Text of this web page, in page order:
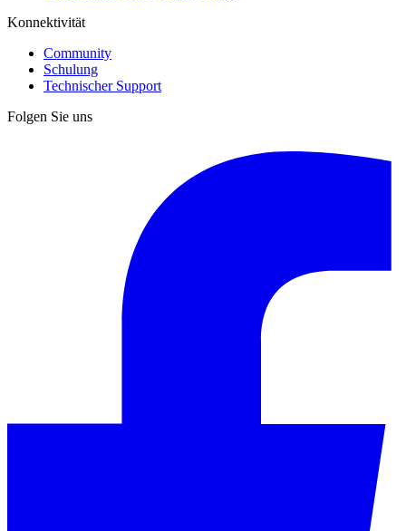
Konnektivität
Community
Schulung
Technischer Support
Folgen Sie uns